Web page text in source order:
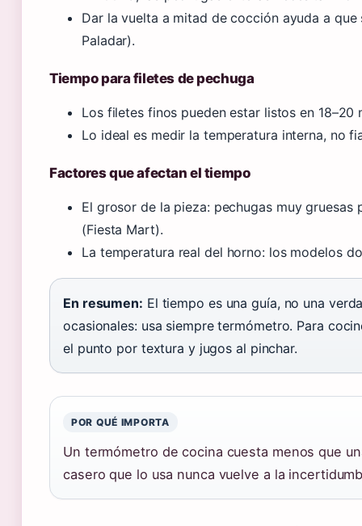
Dar la vuelta a mitad de cocción ayuda a
Paladar).
Tiempo para filetes de pechuga
Los filetes finos pueden estar listos en 18–20
Lo ideal es medir la temperatura interna, no
Factores que afectan el tiempo
El grosor de la pieza: pechugas muy gruesas
(Fiesta Mart).
La temperatura real del horno: los modelos
En resumen: El tiempo es una guía, no una
ocasionales: usa siempre termómetro. Para
el punto por textura y jugos al pinchar.
POR QUÉ IMPORTA
Un termómetro de cocina cuesta menos que
casero que lo usa nunca vuelve a la